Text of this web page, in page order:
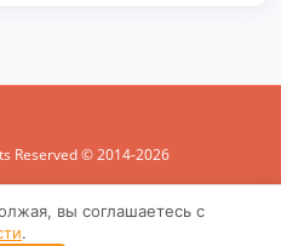
Reserved © 2014-2026
вы соглашаетесь с
.